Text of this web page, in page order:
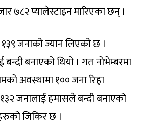
७८२ प्यालेस्टाइन मारिएका छन् ।
जनाको ज्यान लिएको छ ।
बनाएको थियो । गत नोभेम्बरमा
अवस्थामा १०० जना रिहा
जनालाई हमासले बन्दी बनाएको
जिकिर छ ।